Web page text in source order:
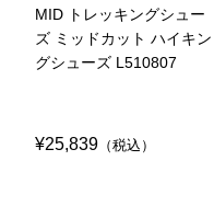
MID トレッキングシュー
ズ ミッドカット ハイキン
グシューズ L510807
¥25,839 （税込）